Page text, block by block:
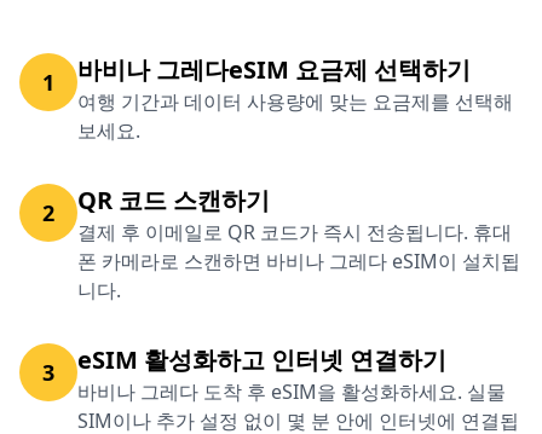
1 바비나 그레다eSIM 요금제 선택하기
여행 기간과 데이터 사용량에 맞는 요금제를 선택해
보세요.
2 QR 코드 스캔하기
결제 후 이메일로 QR 코드가 즉시 전송됩니다. 휴대
폰 카메라로 스캔하면 바비나 그레다 eSIM이 설치됩
니다.
3 eSIM 활성화하고 인터넷 연결하기
바비나 그레다 도착 후 eSIM을 활성화하세요. 실물
SIM이나 추가 설정 없이 몇 분 안에 인터넷에 연결됩